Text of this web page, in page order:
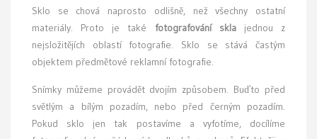
Sklo se chová naprosto odlišně, než všechny ostatní
materiály. Proto je také fotografování sklajednou z
nejsložitějích oblastí fotografie. Sklo se stává častým
objektem předmětové reklamní fotografie.
Snímky můžeme provádět dvojím způsobem. Buďto před
světlým a bílým pozadím, nebo před černým pozadím.
Pokud sklo jen tak postavíme a vyfotíme, docílíme